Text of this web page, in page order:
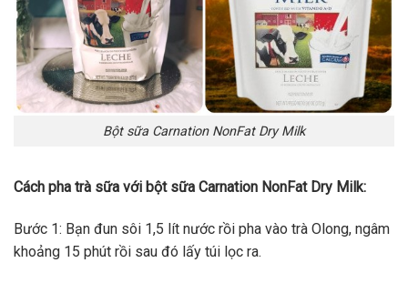
Bột sữa Carnation NonFat Dry Milk
Cách pha trà sữa với bột sữa Carnation NonFat Dry Milk:
Bước 1: Bạn đun sôi 1,5 lít nước rồi pha vào trà Olong, ngâm
khoảng 15 phút rồi sau đó lấy túi lọc ra.